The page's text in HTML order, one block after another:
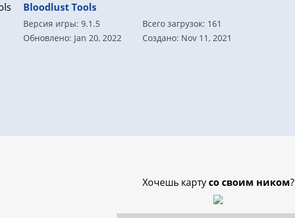
Bloodlust Tools
Версия игры: 9.1.5
Всего загрузок: 161
Обновлено: Jan 20, 2022
Создано: Nov 11, 2021
Хочешь картусо своим ником?